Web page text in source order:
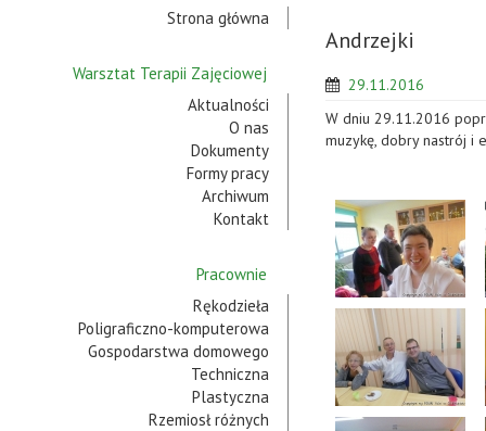
Strona główna
Warsztat Terapii Zajęciowej
Aktualności
O nas
Dokumenty
Formy pracy
Archiwum
Kontakt
Pracownie
Rękodzieła
Poligraficzno-komputerowa
Gospodarstwa domowego
Techniczna
Plastyczna
Rzemiosł różnych
Andrzejki
29.11.2016
W dniu 29.11.2016
muzykę, dobry nastrój i